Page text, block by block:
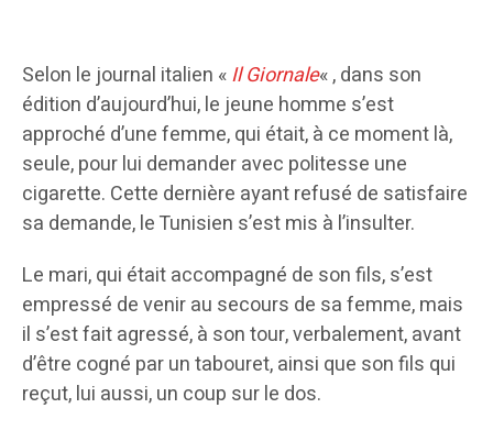
Selon le journal italien «Il Giornale« , dans son
édition d’aujourd’hui, le jeune homme s’est
approché d’une femme, qui était, à ce moment là,
seule, pour lui demander avec politesse une
cigarette. Cette dernière ayant refusé de satisfaire
sa demande, le Tunisien s’est mis à l’insulter.
Le mari, qui était accompagné de son fils, s’est
empressé de venir au secours de sa femme, mais
il s’est fait agressé, à son tour, verbalement, avant
d’être cogné par un tabouret, ainsi que son fils qui
reçut, lui aussi, un coup sur le dos.